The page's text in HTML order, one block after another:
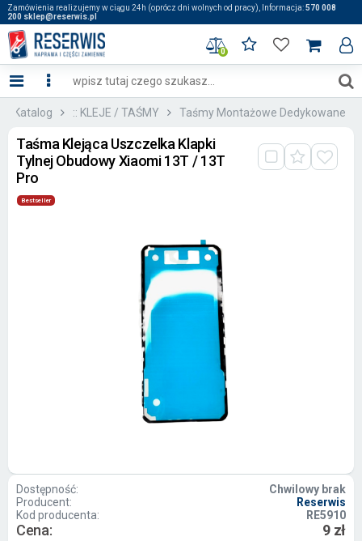
Zamówienia realizujemy w ciągu 24h (oprócz dni wolnych od pracy), Informacja:570 008
200 sklep@reserwis.pl
0
Katalog :: KLEJE / TAŚMY Taśmy Montażowe Dedykowane
Taśma Klejąca Uszczelka Klapki
Tylnej Obudowy Xiaomi 13T / 13T
Pro
Bestseller
Dostępność:
Chwilowy brak
Producent:
Reserwis
Kod producenta:
RE5910
Cena: 9 zł